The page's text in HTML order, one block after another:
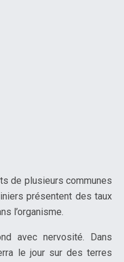
de plusieurs communes
présentent des taux
l’organisme.
avec nervosité. Dans
le jour sur des terres